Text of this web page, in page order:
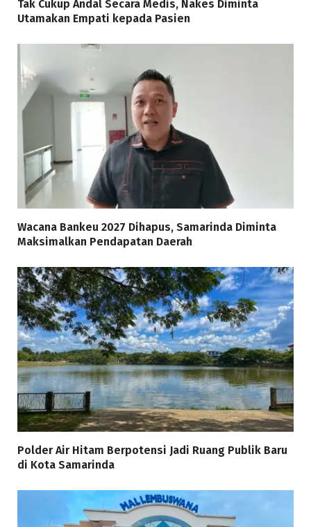
Tak Cukup Andal Secara Medis, Nakes Diminta
Utamakan Empati kepada Pasien
Wacana Bankeu 2027 Dihapus, Samarinda Diminta
Maksimalkan Pendapatan Daerah
Polder Air Hitam Berpotensi Jadi Ruang Publik Baru
di Kota Samarinda